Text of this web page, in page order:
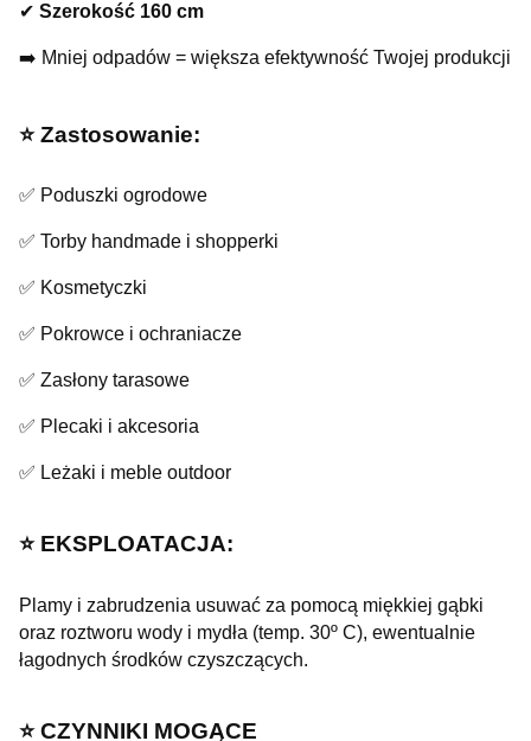
✔ Szerokość 160 cm
➡️ Mniej odpadów = większa efektywność Twojej produkcji
⭐️ Zastosowanie:
✅ Poduszki ogrodowe
✅ Torby handmade i shopperki
✅ Kosmetyczki
✅ Pokrowce i ochraniacze
✅ Zasłony tarasowe
✅ Plecaki i akcesoria
✅ Leżaki i meble outdoor
⭐️ EKSPLOATACJA:
Plamy i zabrudzenia usuwać za pomocą miękkiej gąbki
oraz roztworu wody i mydła (temp. 30º C), ewentualnie
łagodnych środków czyszczących.
⭐️ CZYNNIKI MOGĄCE